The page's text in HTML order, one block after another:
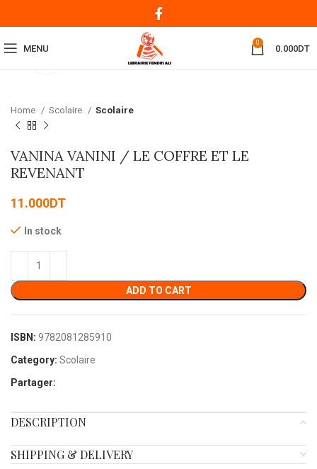
MENU
0
0.000DT
Click to enlarge
Home Scolaire Scolaire
VANINA VANINI / LE COFFRE ET LE
REVENANT
11.000DT
In stock
ADD TO CART
ISBN: 9782081285910
Category: Scolaire
Partager:
DESCRIPTION
SHIPPING & DELIVERY